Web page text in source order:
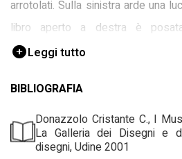
arrotolati. Sulla sinistra arde una
libro aperto a destra è
medaglione è sormontato da una
l'iscrizione identificativa del
del disegno e la dichiarazione di
Disegno preparatorio per
Leggi tutto
BIBLIOGRAFIA
Donazzolo Cristante C., I
La Galleria dei Disegni e
disegni, Udine 2001